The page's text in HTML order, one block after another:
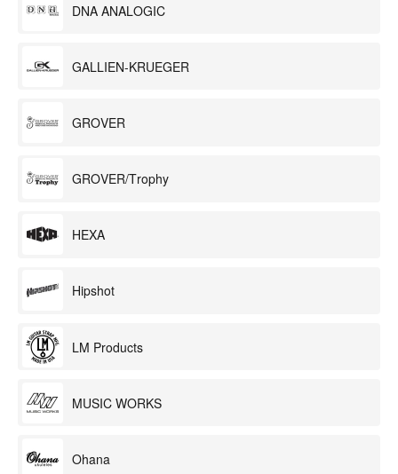
DNA ANALOGIC
GALLIEN-KRUEGER
GROVER
GROVER/Trophy
HEXA
Hipshot
LM Products
MUSIC WORKS
Ohana